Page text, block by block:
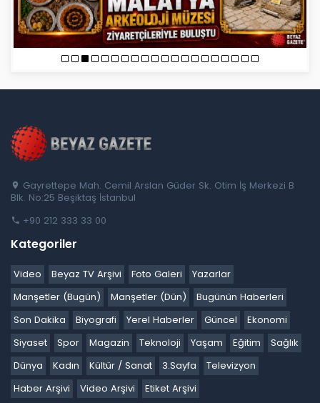
Gayrettepe Mah. Cemil Arslan Güder Sk. Otim İş Merkezi B
Blk. No:25 Beşiktaş İstanbul
+90 212 333 33 00
Kategoriler
Video Beyaz TV Arşivi Foto Galeri
Yazarlar
Manşetler (Bugün)
Manşetler (Dün)
Bugünün Haberleri
Son Dakika
Biyografi Yerel Haberler Güncel
Ekonomi
Siyaset
Spor Magazin Teknoloji Yaşam Eğitim
Sağlık
Dünya
Kadın Kültür / Sanat 3.Sayfa
Televizyon
Haber Arşivi
Video Arşivi Etiket Arşivi